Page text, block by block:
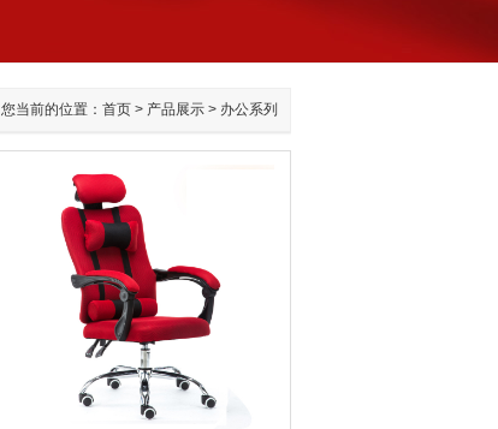
您当前的位置： 首页 > 产品展示 > 办公系列